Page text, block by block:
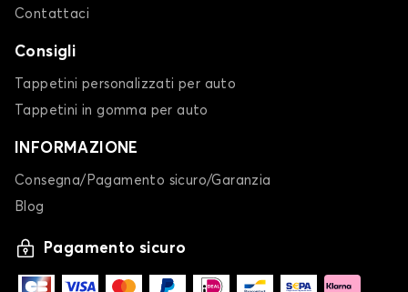
Contattaci
Consigli
Tappetini personalizzati per auto
Tappetini in gomma per auto
INFORMAZIONE
Consegna/Pagamento sicuro/Garanzia
Blog
Pagamento sicuro